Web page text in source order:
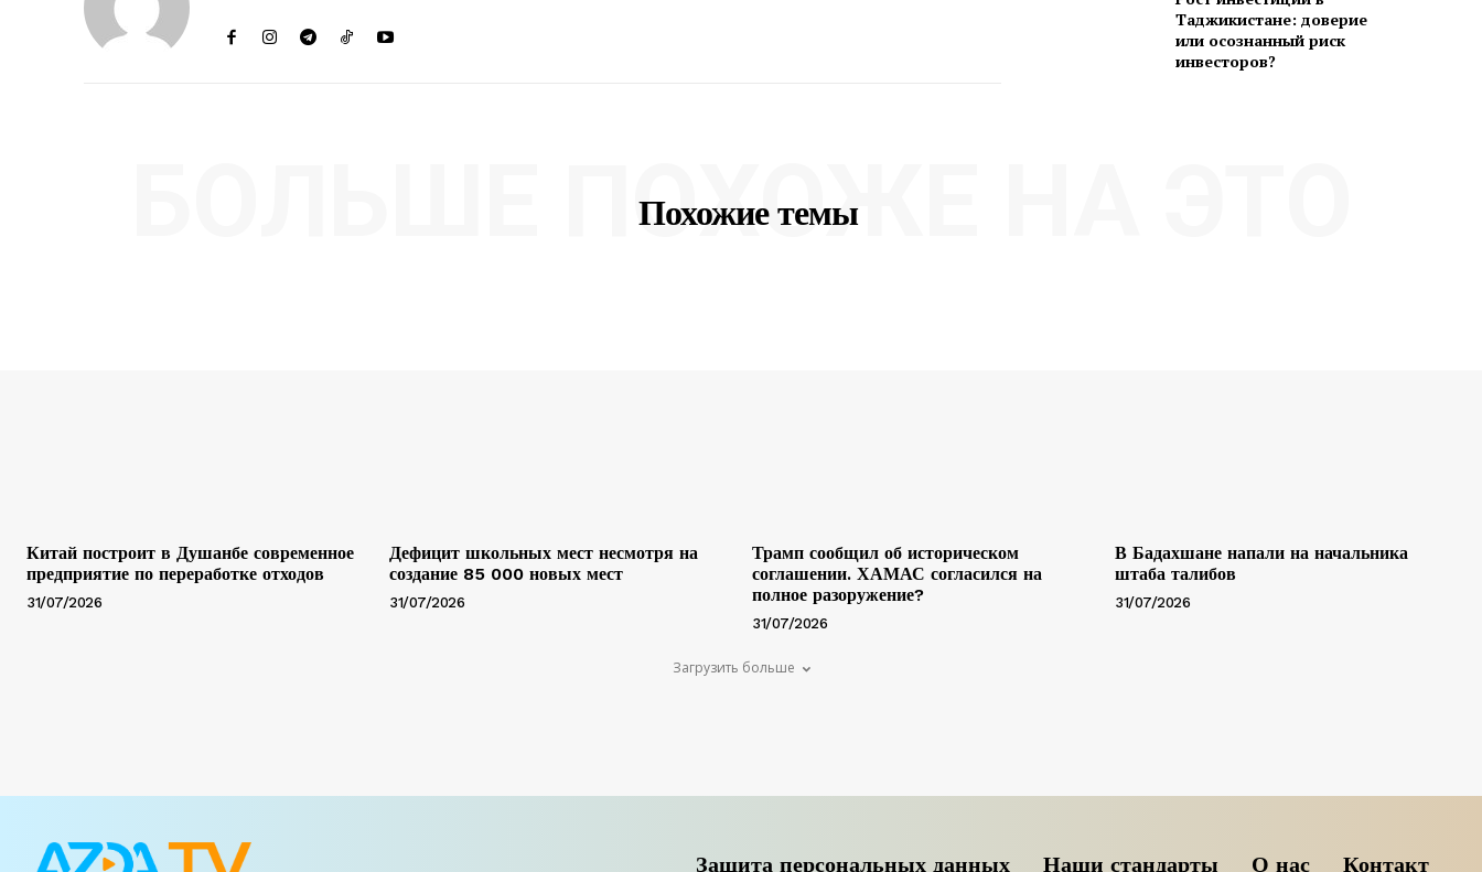
Таджикистане: доверие
или осознанный риск
инвесторов?
Похожие темы
БОЛЬШЕ ПОХОЖЕ НА ЭТО
Китай построит в Душанбе современное
предприятие по переработке отходов
31/07/2026
Дефицит школьных мест несмотря на
создание 85 000 новых мест
31/07/2026
Трамп сообщил об историческом
соглашении. ХАМАС согласился на
полное разоружение?
31/07/2026
В Бадахшане напали на начальника
штаба талибов
31/07/2026
Загрузить больше
Защита персональных данных Наши стандарты О нас Контакт